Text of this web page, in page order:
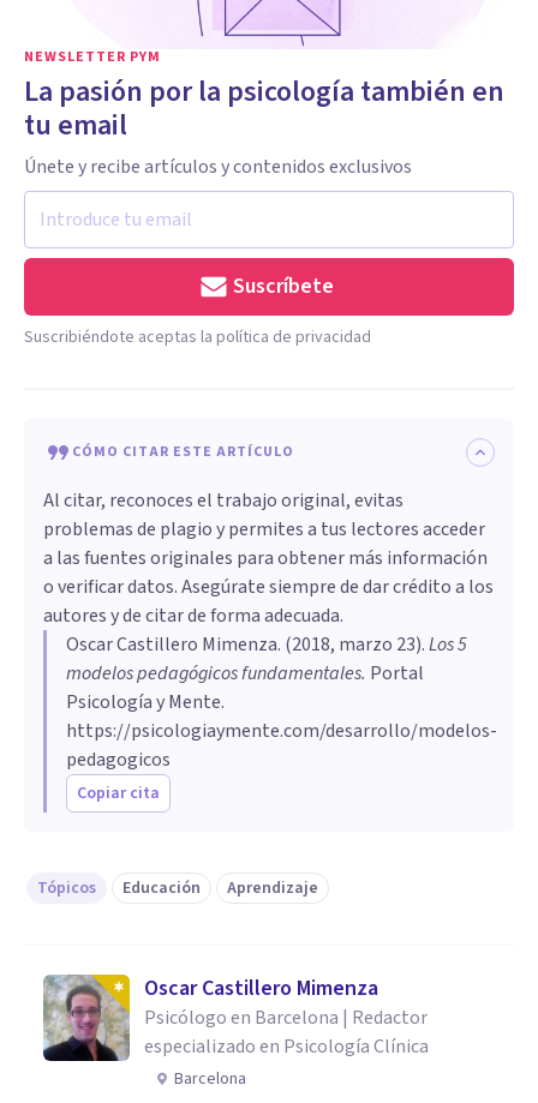
NEWSLETTER PYM
La pasión por la psicología también en
tu email
Únete y recibe artículos y contenidos exclusivos
Suscríbete
Suscribiéndote aceptas la política de privacidad
CÓMO CITAR ESTE ARTÍCULO
Al citar, reconoces el trabajo original, evitas
problemas de plagio y permites a tus lectores acceder
a las fuentes originales para obtener más información
o verificar datos. Asegúrate siempre de dar crédito a los
autores y de citar de forma adecuada.
Oscar Castillero Mimenza. (2018, marzo 23).Los 5
modelos pedagógicos fundamentales. Portal
Psicología y Mente.
https://psicologiaymente.com/desarrollo/modelos-
pedagogicos
Copiar cita
Tópicos Educación Aprendizaje
Oscar Castillero Mimenza
Psicólogo en Barcelona | Redactor
especializado en Psicología Clínica
Barcelona